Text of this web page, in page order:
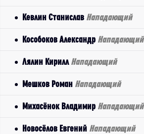
Кевлин Станислав Нападающий
Кособоков Александр Нападающий
Лялин Кирилл Нападающий
Мешков Роман Нападающий
Михасёнок Владимир Нападающий
Новосёлов Евгений Нападающий